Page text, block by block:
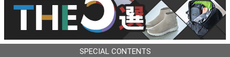
SPECIAL CONTENTS